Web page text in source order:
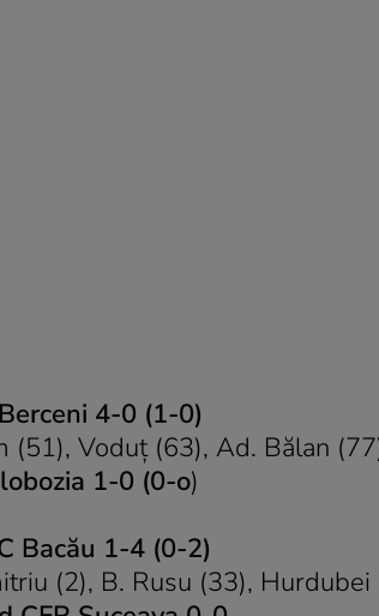
4-0 (1-0)
(51), Voduţ (63), Ad. Bălan
1-0 (0-o)
Bacău 1-4 (0-2)
(2), B. Rusu (33), Hurdubei